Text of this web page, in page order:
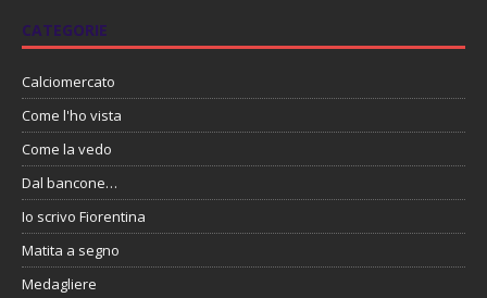
CATEGORIE
Calciomercato
Come l'ho vista
Come la vedo
Dal bancone…
Io scrivo Fiorentina
Matita a segno
Medagliere